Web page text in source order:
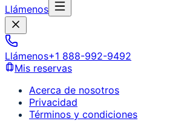
Llámenos
Llámenos+1 888-992-9492
Mis reservas
Acerca de nosotros
Privacidad
Términos y condiciones